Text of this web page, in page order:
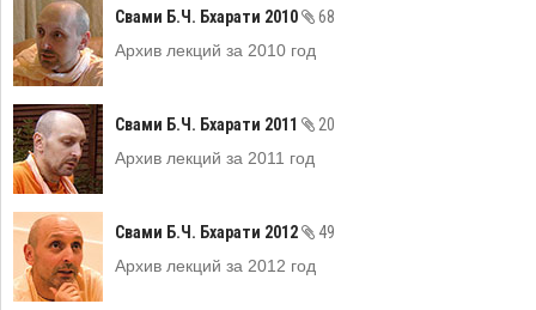
Свами Б.Ч. Бхарати 2010
68
Архив лекций за 2010 год
Свами Б.Ч. Бхарати 2011
20
Архив лекций за 2011 год
Свами Б.Ч. Бхарати 2012
49
Архив лекций за 2012 год